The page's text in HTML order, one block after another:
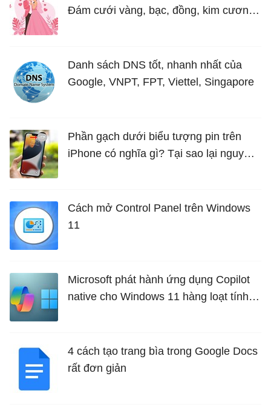
Đám cưới vàng, bạc, đồng, kim cương
Danh sách DNS tốt, nhanh nhất của
Google, VNPT, FPT, Viettel, Singapore
Phần gạch dưới biểu tượng pin trên
iPhone có nghĩa gì? Tại sao lại nguy
Cách mở Control Panel trên Windows
11
Microsoft phát hành ứng dụng Copilot
native cho Windows 11 hàng loạt tính
4 cách tạo trang bìa trong Google Docs
rất đơn giản